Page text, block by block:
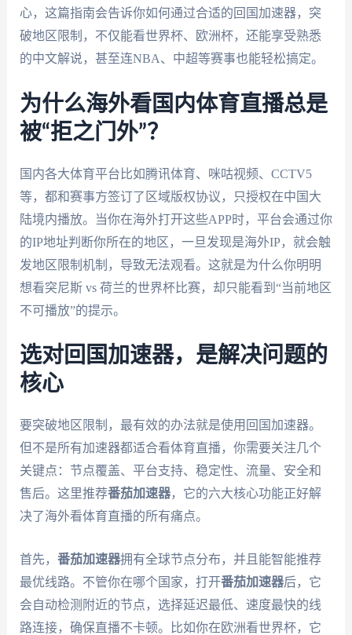
心，这篇指南会告诉你如何通过合适的回国加速器，突
破地区限制，不仅能看世界杯、欧洲杯，还能享受熟悉
的中文解说，甚至连NBA、中超等赛事也能轻松搞定。
为什么海外看国内体育直播总是
被“拒之门外”？
国内各大体育平台比如腾讯体育、咪咕视频、CCTV5
等，都和赛事方签订了区域版权协议，只授权在中国大
陆境内播放。当你在海外打开这些APP时，平台会通过你
的IP地址判断你所在的地区，一旦发现是海外IP，就会触
发地区限制机制，导致无法观看。这就是为什么你明明
想看突尼斯 vs 荷兰的世界杯比赛，却只能看到“当前地区
不可播放”的提示。
选对回国加速器，是解决问题的
核心
要突破地区限制，最有效的办法就是使用回国加速器。
但不是所有加速器都适合看体育直播，你需要关注几个
关键点：节点覆盖、平台支持、稳定性、流量、安全和
售后。这里推荐番茄加速器，它的六大核心功能正好解
决了海外看体育直播的所有痛点。
首先， 番茄加速器拥有全球节点分布，并且能智能推荐
最优线路。不管你在哪个国家，打开番茄加速器后，它
会自动检测附近的节点，选择延迟最低、速度最快的线
路连接，确保直播不卡顿。比如你在欧洲看世界杯，它